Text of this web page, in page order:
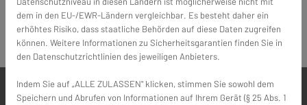
dem in den EU-/EWR-Ländern vergleichbar. Es besteht daher ein
erhöhtes Risiko, dass staatliche Behörden auf diese Daten zugreifen
können. Weitere Informationen zu Sicherheitsgarantien finden Sie in
den Datenschutzrichtlinien des jeweiligen Anbieters.
Indem Sie auf „ALLE ZULASSEN" klicken, stimmen Sie sowohl dem
Speichern und Abrufen von Informationen auf Ihrem Gerät (§ 25 Abs. 1